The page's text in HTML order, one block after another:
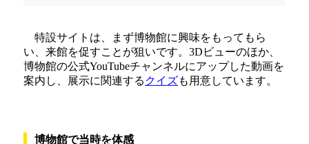
特設サイトは、まず博物館に興味をもってもら
い、来館を促すことが狙いです。3Dビューのほか、
博物館の公式YouTubeチャンネルにアップした動画を
案内し、展示に関連する クイズも用意しています。
博物館で当時を体感